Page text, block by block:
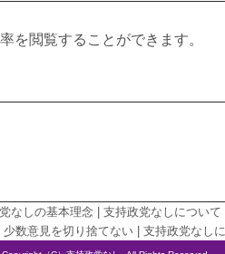
を閲覧することができます。
なしの基本理念 支持政党なしについて
少数意見を切り捨てない 支持政党なし